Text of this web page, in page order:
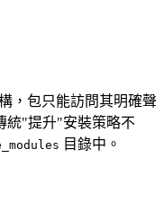
，包只能訪問其明確聲
統"提升"安裝策略不
目錄中。